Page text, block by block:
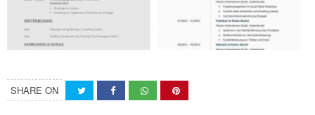
SHARE ON